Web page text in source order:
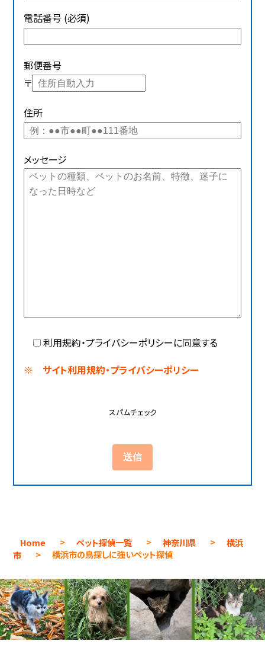
電話番号 (必須)
郵便番号
〒
住所
メッセージ
利用規約・プライバシーポリシーに同意する
※ サイト利用規約・プライバシーポリシー
スパムチェック
Home > ペット探偵一覧 > 神奈川県 >
横浜
市
> 横浜市の鳥探しに強いペット探偵